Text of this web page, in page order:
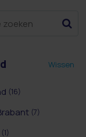
Wissen
(16)
(7)
(1)